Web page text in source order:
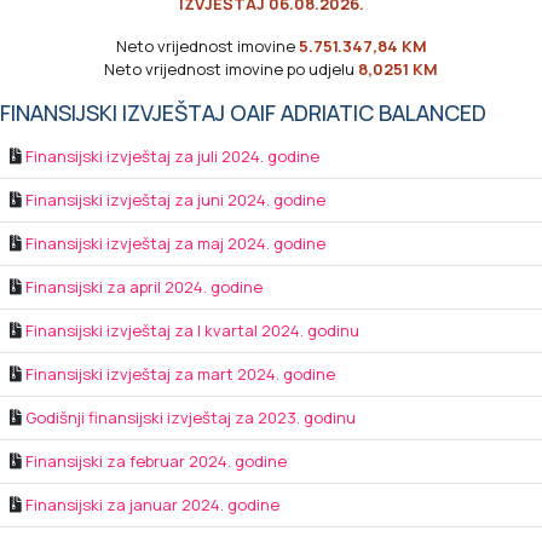
Neto vrijednost imovine5.751.347,84 KM
Neto vrijednost imovine po udjelu 8,0251 KM
FINANSIJSKI IZVJEŠTAJ OAIF ADRIATIC BALANCED
Finansijski izvještaj za juli 2024. godine
Finansijski izvještaj za juni 2024. godine
Finansijski izvještaj za maj 2024. godine
Finansijski za april 2024. godine
Finansijski izvještaj za I kvartal 2024. godinu
Finansijski izvještaj za mart 2024. godine
Godišnji finansijski izvještaj za 2023. godinu
Finansijski za februar 2024. godine
Finansijski za januar 2024. godine